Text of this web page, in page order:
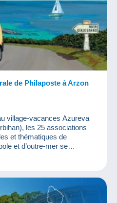
de Philaposte à Arzon
village-vacances Azureva
les 25 associations
et thématiques de
et d’outre-mer se
Générale Nationale de
Ce rassemblement